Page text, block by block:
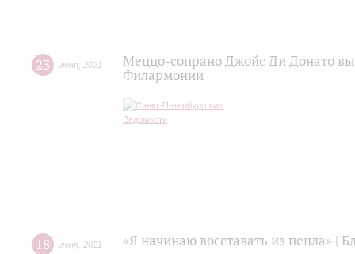
23 июня 2021
Меццо-сопрано Джойс Ди Донато
Филармонии
18 июня 2021 «Я начинаю восставать из пепла» |